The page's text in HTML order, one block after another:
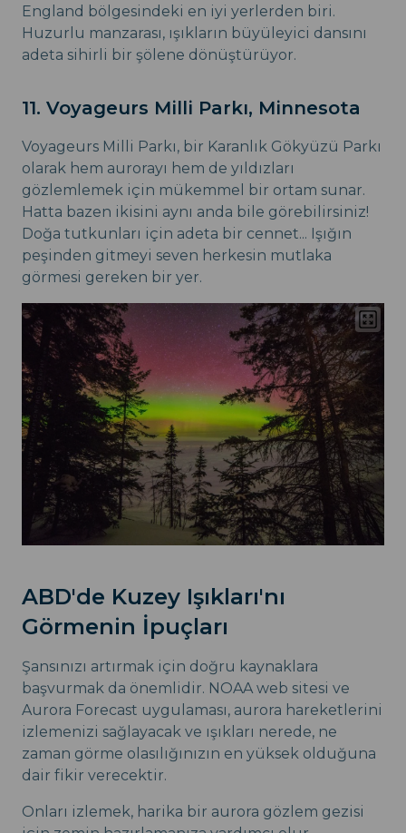
England bölgesindeki en iyi yerlerden biri.
Huzurlu manzarası, ışıkların büyüleyici dansını
adeta sihirli bir şölene dönüştürüyor.
11. Voyageurs Milli Parkı, Minnesota
Voyageurs Milli Parkı, bir Karanlık Gökyüzü Parkı
olarak hem aurorayı hem de yıldızları
gözlemlemek için mükemmel bir ortam sunar.
Hatta bazen ikisini aynı anda bile görebilirsiniz!
Doğa tutkunları için adeta bir cennet... Işığın
peşinden gitmeyi seven herkesin mutlaka
görmesi gereken bir yer.
ABD'de Kuzey Işıkları'nı
Görmenin İpuçları
Şansınızı artırmak için doğru kaynaklara
başvurmak da önemlidir. NOAA web sitesi ve
Aurora Forecast uygulaması, aurora hareketlerini
izlemenizi sağlayacak ve ışıkları nerede, ne
zaman görme olasılığınızın en yüksek olduğuna
dair fikir verecektir.
Onları izlemek, harika bir aurora gözlem gezisi